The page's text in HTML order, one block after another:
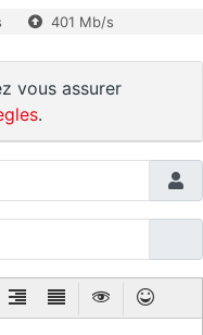
401 Mb/s
vous assurer
.